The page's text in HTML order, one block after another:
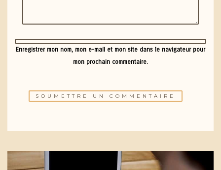
Enregistrer mon nom, mon e-mail et mon site dans le navigateur pour
mon prochain commentaire.